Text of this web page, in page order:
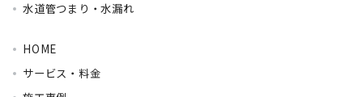
水道管つまり・水漏れ
HOME
サービス・料金